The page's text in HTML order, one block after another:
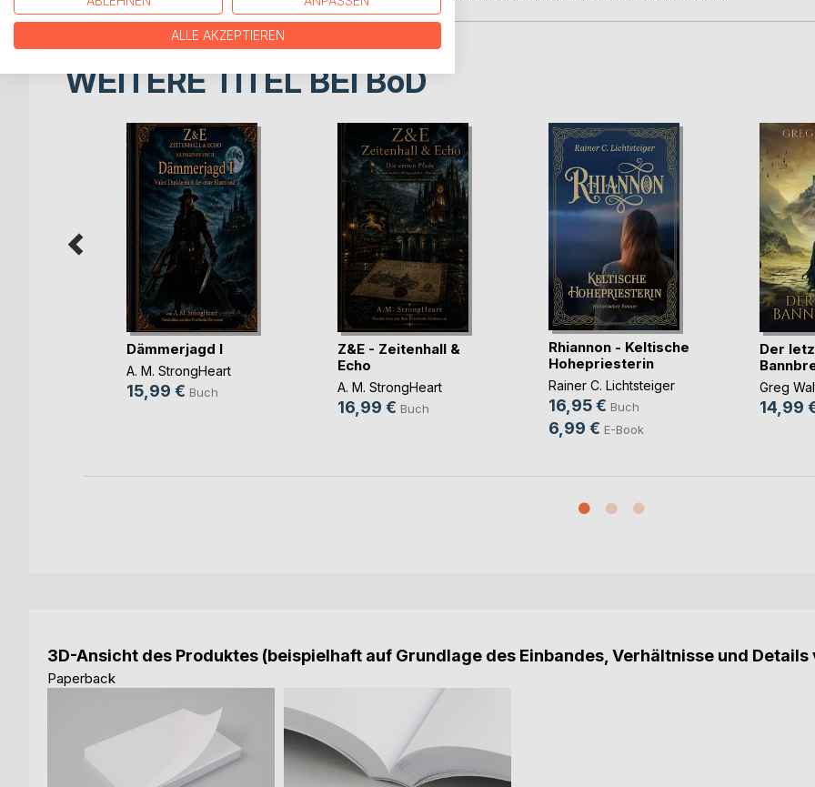
WEITERE TITEL BEIBoD
Dämmerjagd I
A. M. StrongHeart
15,99 € Buch
Z&E - Zeitenhall &
Echo
A. M. StrongHeart
16,99 € Buch
Rhiannon - Keltische
Hohepriesterin
Rainer C. Lichtsteiger
16,95 € Buch
6,99 € E-Book
Der
Greg
14,99
3D-Ansicht des Produktes (beispielhaft auf Grundlage des Einbandes, Verhältnisse und
Paperback
ALLE AKZEPTIEREN